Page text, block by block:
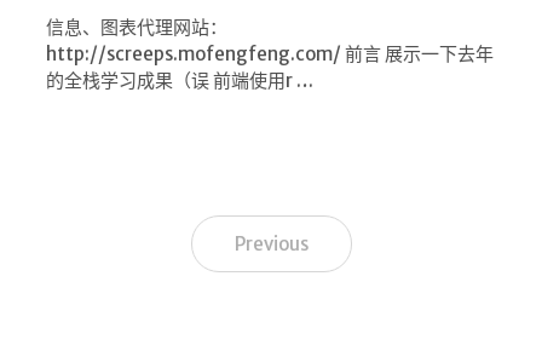
信息、图表代理网站：
http://screeps.mofengfeng.com/ 前言 展示一下去年
的全栈学习成果（误 前端使用r …
Previous